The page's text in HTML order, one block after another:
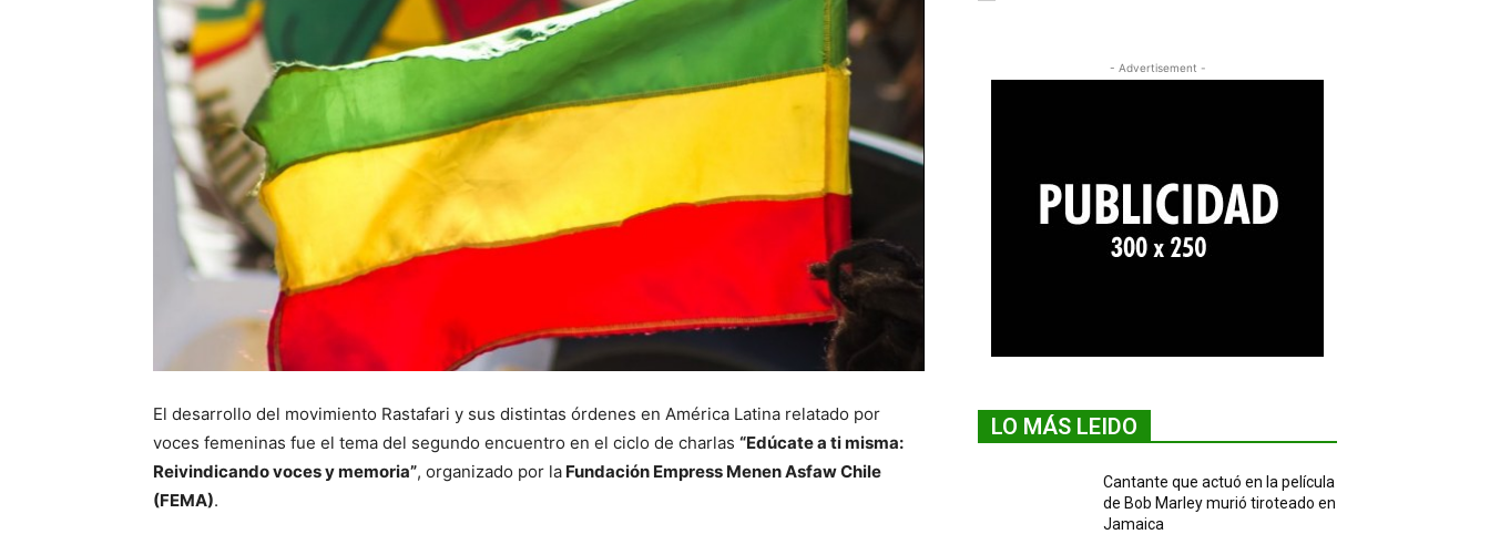
El desarrollo del movimiento Rastafari y sus distintas órdenes en América Latina relatado por
voces femeninas fue el tema del segundo encuentro en el ciclo de charlas “Edúcate a ti misma:
Reivindicando voces y memoria”, organizado por la Fundación Empress Menen Asfaw Chile
(FEMA).
- Advertisement -
LO MÁS LEIDO
Cantante que actuó en la película
de Bob Marley murió tiroteado en
Jamaica